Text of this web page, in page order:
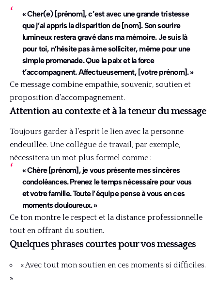
« Cher(e) [prénom], c’est avec une grande tristesse
que j’ai appris la disparition de [nom]. Son sourire
lumineux restera gravé dans ma mémoire. Je suis là
pour toi, n’hésite pas à me solliciter, même pour une
simple promenade. Que la paix et la force
t’accompagnent. Affectueusement, [votre prénom]. »
Ce message combine empathie, souvenir, soutien et
proposition d’accompagnement.
Attention au contexte et à la teneur du message
Toujours garder à l’esprit le lien avec la personne
endeuillée. Une collègue de travail, par exemple,
nécessitera un mot plus formel comme :
« Chère [prénom], je vous présente mes sincères
condoléances. Prenez le temps nécessaire pour vous
et votre famille. Toute l’équipe pense à vous en ces
moments douloureux. »
Ce ton montre le respect et la distance professionnelle
tout en offrant du soutien.
Quelques phrases courtes pour vos messages
« Avec tout mon soutien en ces moments si difficiles.
»